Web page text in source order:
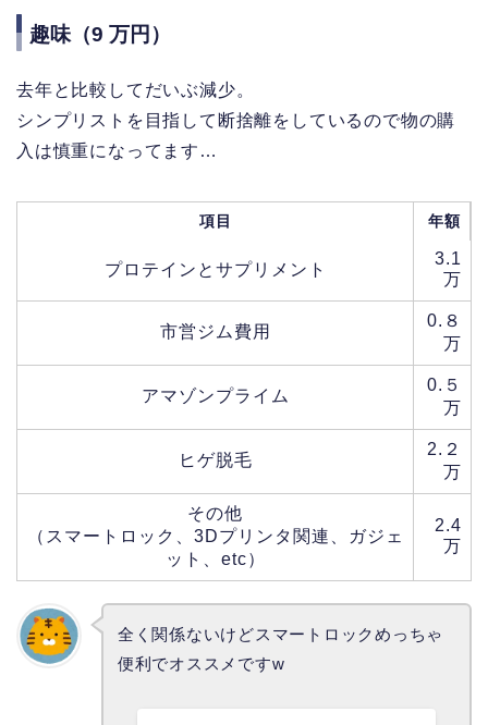
趣味（9 万円）
去年と比較してだいぶ減少。
シンプリストを目指して断捨離をしているので物の購
入は慎重になってます…
項目 年額
プロテインとサプリメント
3.1
万
市営ジム費用
0.８
万
アマゾンプライム
0.５
万
ヒゲ脱毛
2.２
万
その他
（スマートロック、3Dプリンタ関連、ガジェ
ット、etc）
2.4
万
全く関係ないけどスマートロックめっちゃ
便利でオススメですw